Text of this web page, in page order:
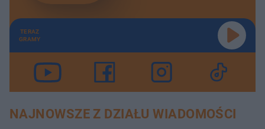
TERAZ
GRAMY
NAJNOWSZE Z DZIAŁU WIADOMOŚCI